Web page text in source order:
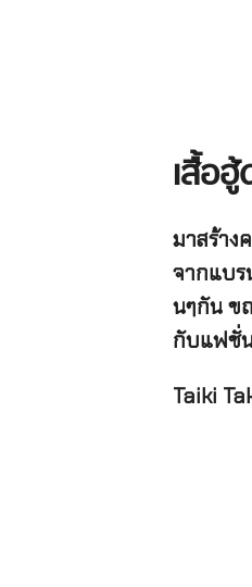
เสื้อ
มาสร้าง
จากแบร
นๆกัน ข
กับแฟชั่น
Taiki